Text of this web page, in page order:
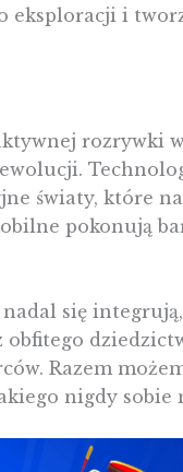
eksploracji i
rozrywki
światy, które
pokonują
się
Razem
nigdy sobie